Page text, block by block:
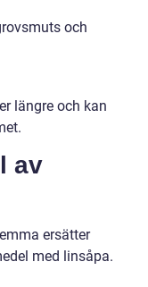
och
längre och kan
av
ersätter
med linsåpa.